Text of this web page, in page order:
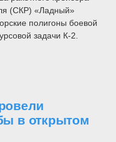
(СКР) «Ладный»
полигоны боевой
задачи К-2.
в открытом